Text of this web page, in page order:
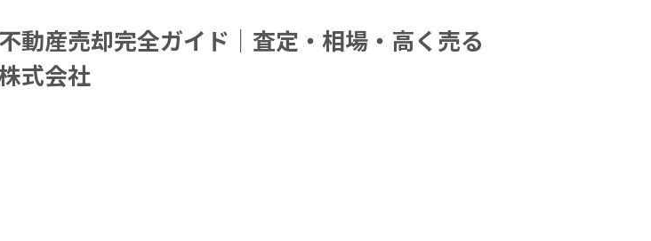
動産売却完全ガイド｜査定・相場・高く売る
式会社